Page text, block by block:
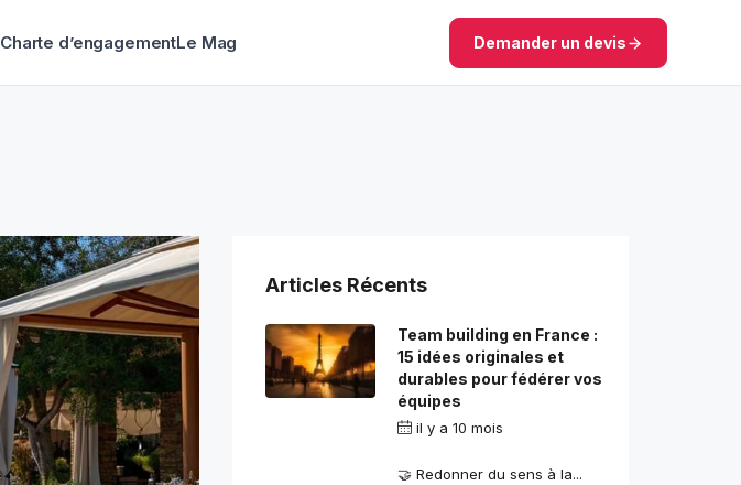
Charte d’engagementLe Mag Demander un devis
Articles Récents
Team building en France :
15 idées originales et
durables pour fédérer vos
équipes
il y a 10 mois
🤝 Redonner du sens à la...